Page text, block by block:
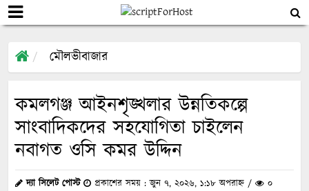
মৌলভীবাজার
কমলগঞ্জ আইনশৃঙ্খলার উন্নতিকল্পে
সাংবাদিকদের সহযোগিতা চাইলেন
নবাগত ওসি কমর উদ্দিন
দ্যা সিলেট পোস্ট প্রকাশের সময় : জুন ৭, ২০২৬, ১:১৮ অপরাহ্ন / ০